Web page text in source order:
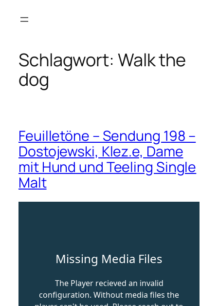
Inhalt
Schlagwort: Walk the
dog
Feuilletöne – Sendung 198 –
Dostojewski, Klez.e, Dame
mit Hund und Teeling Single
Malt